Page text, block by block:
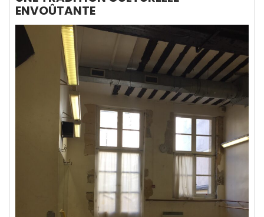
ENVOÛTANTE